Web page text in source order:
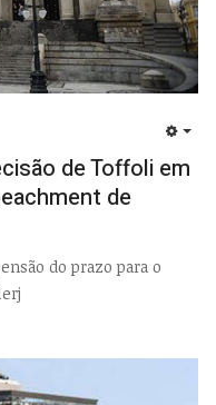
de Toffoli em
de
do prazo para o